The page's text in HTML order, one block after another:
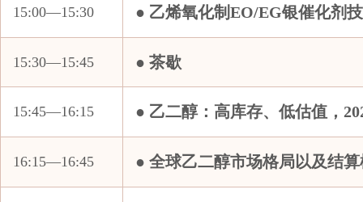
15:00—15:30 ● 乙烯氧化制EO/EG银催化剂
15:30—15:45 ● 茶歇
15:45—16:15 ● 乙二醇：高库存、低估值，
16:15—16:45 ● 全球乙二醇市场格局以及结
中国石化北京化工研究院燕山分院
中国石化化工销售有限公司华东分公司
中国石化上海石油化工股份有限公司
中国石油天然气股份有限公司华北化工销售分公司 中
中国铁路上海局集团有限公司